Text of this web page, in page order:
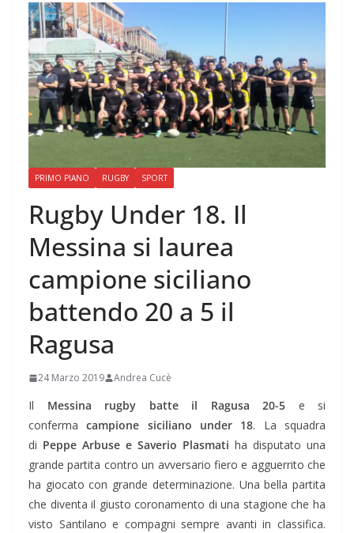
PRIMO PIANO RUGBY SPORT
Rugby Under 18. Il
Messina si laurea
campione siciliano
battendo 20 a 5 il
Ragusa
24 Marzo 2019 Andrea Cucè
Il Messina rugby batte il Ragusa 20-5 e si
confermacampione siciliano under 18. La squadra
di Peppe Arbuse e Saverio Plasmati ha disputato una
grande partita contro un avversario fiero e agguerrito che
ha giocato con grande determinazione. Una bella partita
che diventa il giusto coronamento di una stagione che ha
visto Santilano e compagni sempre avanti in classifica.